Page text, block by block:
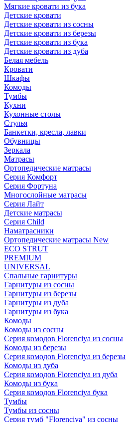
Мягкие кровати из бука
Детские кровати
Детские кровати из сосны
Детские кровати из березы
Детские кровати из бука
Детские кровати из дуба
Белая мебель
Кровати
Шкафы
Комоды
Тумбы
Кухни
Кухонные столы
Стулья
Банкетки, кресла, лавки
Обувницы
Зеркала
Матрасы
Ортопедические матрасы
Серия Комфорт
Серия Фортуна
Многослойные матрасы
Серия Лайт
Детские матрасы
Серия Child
Наматрасники
Ортопедические матрасы New
ECO STRUT
PREMIUM
UNIVERSAL
Спальные гарнитуры
Гарнитуры из сосны
Гарнитуры из березы
Гарнитуры из дуба
Гарнитуры из бука
Комоды
Комоды из сосны
Серия комодов Florenciya из сосны
Комоды из березы
Серия комодов Florenciya из березы
Комоды из дуба
Серия комодов Florenciya из дуба
Комоды из бука
Серия комодов Florenciya бука
Тумбы
Тумбы из сосны
Серия тумб "Florenciya" из сосны